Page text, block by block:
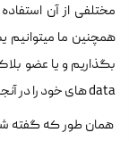
مختلفی از آن
همچنین ما میتوانیم
بگذاریم و یا عضو
data های خود را در آنجا قرار دهیم.
همان طور که گفته